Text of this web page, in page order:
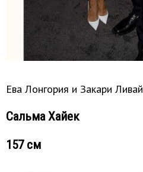
Ева Лонгория и Закари Ливай
Сальма Хайек
157 см